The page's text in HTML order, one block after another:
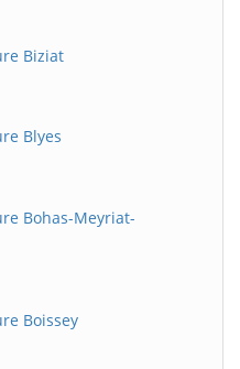
Biziat
Blyes
Bohas-Meyriat-
Boissey